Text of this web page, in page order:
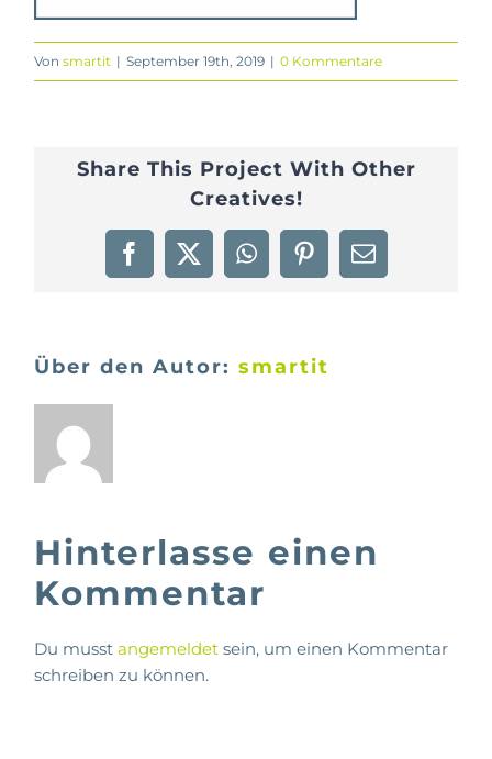
Vonsmartit | September 19th, 2019 | 0 Kommentare
Share This Project With Other
Creatives!
Facebook
X WhatsAppPinterest
E-
Über den Autor:smartit
Hinterlasse einen
Kommentar
Du musstangemeldet sein, um einen Kommentar
schreiben zu können.